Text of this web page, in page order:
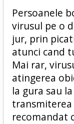
Persoanele
virusul pe o
jur, prin
atunci cand
Mai rar,
atingerea
la gura sau
recomandat